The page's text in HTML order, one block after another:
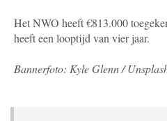
Het NWO heeft €813.000
heeft een looptijd van vier jaar.
Bannerfoto: Kyle Glenn /